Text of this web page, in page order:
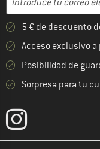
5 € de descuento
Acceso exclusivo
Posibilidad de
Sorpresa para tu